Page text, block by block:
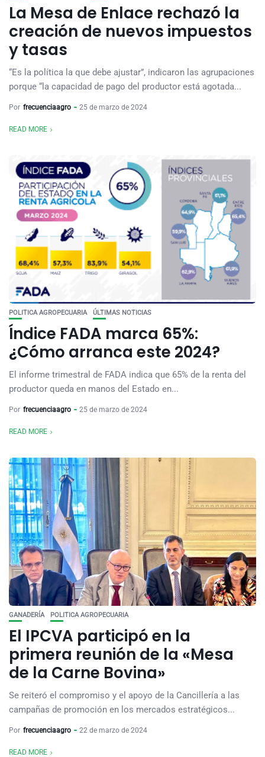
La Mesa de Enlace rechazó la
creación de nuevos impuestos
y tasas
“Es la política la que debe ajustar”, indicaron las agrupaciones
porque “la capacidad de pago del productor está agotada...
Por frecuenciaagro 25 de marzo de 2024
READ MORE
POLITICA AGROPECUARIA ÚLTIMAS NOTICIAS
Índice FADA marca 65%:
¿Cómo arranca este 2024?
El informe trimestral de FADA indica que 65% de la renta del
productor queda en manos del Estado en...
Por frecuenciaagro 25 de marzo de 2024
READ MORE
GANADERÍA POLITICA AGROPECUARIA
El IPCVA participó en la
primera reunión de la «Mesa
de la Carne Bovina»
Se reiteró el compromiso y el apoyo de la Cancillería a las
campañas de promoción en los mercados estratégicos...
Por frecuenciaagro 22 de marzo de 2024
READ MORE